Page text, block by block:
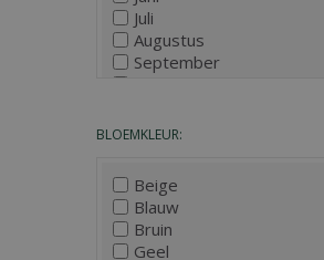
Juli
Augustus
September
December
BLOEMKLEUR:
Beige
Blauw
Bruin
Geel